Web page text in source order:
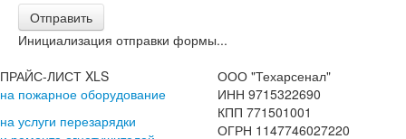
Отправить
Инициализация отправки формы...
ПРАЙС-ЛИСТ XLS
на пожарное оборудование
на услуги перезарядки
ООО "Техарсенал"
ИНН 9715322690
КПП 771501001
ОГРН 1147746027220